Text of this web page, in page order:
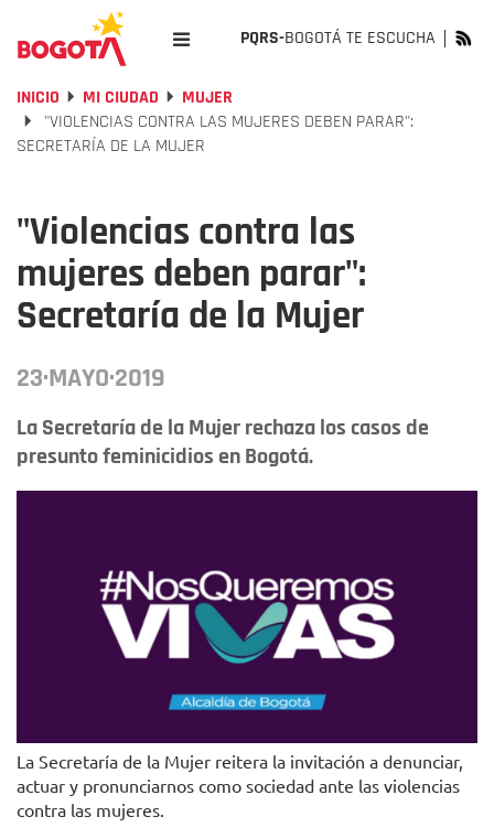
PQRS-BOGOTÁ TE ESCUCHA
INICIO MI CIUDAD
MUJER
"VIOLENCIAS CONTRA LAS MUJERES DEBEN PARAR":
SECRETARÍA DE LA MUJER
"Violencias contra las
mujeres deben parar":
Secretaría de la Mujer
23·MAYO·2019
La Secretaría de la Mujer rechaza los casos de
presunto feminicidios en Bogotá.
La Secretaría de la Mujer reitera la invitación a denunciar,
actuar y pronunciarnos como sociedad ante las violencias
contra las mujeres.